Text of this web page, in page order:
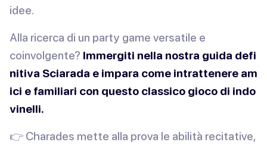
idee.
Alla ricerca di un party game versatile e
coinvolgente? Immergiti nella nostra guida defi
nitiva Sciarada e impara come intrattenere am
ici e familiari con questo classico gioco di indo
vinelli.
👉 Charades mette alla prova le abilità recitative,